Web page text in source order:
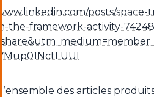
posts/
the-framework-activity-
l’ensemble des articles